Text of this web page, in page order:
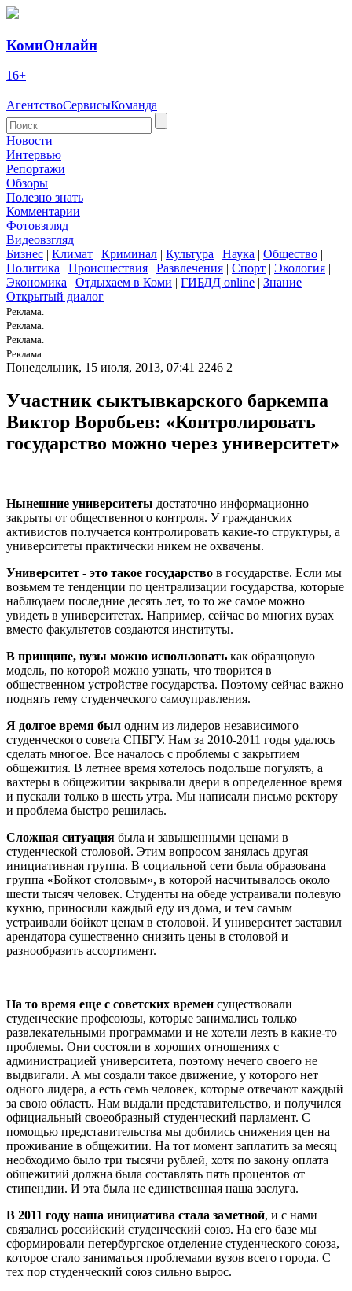
КомиОнлайн
16+
АгентствоСервисыКоманда
Новости
Интервью
Репортажи
Обзоры
Полезно знать
Комментарии
Фотовзгляд
Видеовзгляд
Бизнес | Климат | Криминал | Культура | Наука | Общество |
Политика | Происшествия | Развлечения | Спорт | Экология |
Экономика | Отдыхаем в Коми | ГИБДД online | Знание |
Открытый диалог
Реклама.
Реклама.
Реклама.
Реклама.
Понедельник, 15 июля, 2013, 07:41 2246 2
Участник сыктывкарского баркемпа
Виктор Воробьев: «Контролировать
государство можно через университет»
Нынешние университеты достаточно информационно
закрыты от общественного контроля. У гражданских
активистов получается контролировать какие-то структуры, а
университеты практически никем не охвачены.
Университет - это такое государство в государстве. Если мы
возьмем те тенденции по централизации государства, которые
наблюдаем последние десять лет, то то же самое можно
увидеть в университетах. Например, сейчас во многих вузах
вместо факультетов создаются институты.
В принципе, вузы можно использовать как образцовую
модель, по которой можно узнать, что творится в
общественном устройстве государства. Поэтому сейчас важно
поднять тему студенческого самоуправления.
Я долгое время был одним из лидеров независимого
студенческого совета СПБГУ. Нам за 2010-2011 годы удалось
сделать многое. Все началось с проблемы с закрытием
общежития. В летнее время хотелось подольше погулять, а
вахтеры в общежитии закрывали двери в определенное время
и пускали только в шесть утра. Мы написали письмо ректору
и проблема быстро решилась.
Сложная ситуация была и завышенными ценами в
студенческой столовой. Этим вопросом занялась другая
инициативная группа. В социальной сети была образована
группа «Бойкот столовым», в которой насчитывалось около
шести тысяч человек. Студенты на обеде устраивали полевую
кухню, приносили каждый еду из дома, и тем самым
устраивали бойкот ценам в столовой. И университет заставил
арендатора существенно снизить цены в столовой и
разнообразить ассортимент.
На то время еще с советских времен существовали
студенческие профсоюзы, которые занимались только
развлекательными программами и не хотели лезть в какие-то
проблемы. Они состояли в хороших отношениях с
администрацией университета, поэтому нечего своего не
выдвигали. А мы создали такое движение, у которого нет
одного лидера, а есть семь человек, которые отвечают каждый
за свою область. Нам выдали представительство, и получился
официальный своеобразный студенческий парламент. С
помощью представительства мы добились снижения цен на
проживание в общежитии. На тот момент заплатить за месяц
необходимо было три тысячи рублей, хотя по закону оплата
общежитий должна была составлять пять процентов от
стипендии. И эта была не единственная наша заслуга.
В 2011 году наша инициатива стала заметной, и с нами
связались российский студенческий союз. На его базе мы
сформировали петербургское отделение студенческого союза,
которое стало заниматься проблемами вузов всего города. С
тех пор студенческий союз сильно вырос.